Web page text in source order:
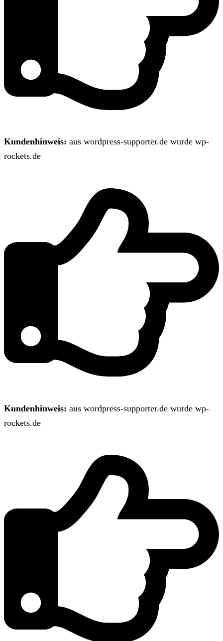
Kundenhinweis: aus wordpress-supporter.de wurde wp-
rockets.de
Kundenhinweis: aus wordpress-supporter.de wurde wp-
rockets.de